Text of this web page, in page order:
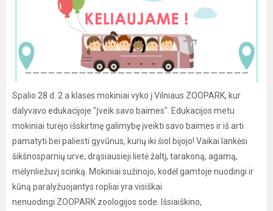
Spalio 28 d. 2 a klasės mokiniai vyko į Vilniaus ZOOPARK, kur
dalyvavo edukacijoje "Įveik savo baimes". Edukacijos metu
mokiniai turėjo išskirtinę galimybę įveikti savo baimes ir iš arti
pamatyti bei paliesti gyvūnus, kurių iki šiol bijojo! Vaikai lankėsi
šikšnosparnių urve, drąsiausieji lietė žaltį, tarakoną, agamą,
mėlynliežuvį scinką. Mokiniai sužinojo, kodėl gamtoje nuodingi ir
kūną paralyžuojantys ropliai yra visiškai
nenuodingi ZOOPARK zoologijos sode. Išsiaiškino,